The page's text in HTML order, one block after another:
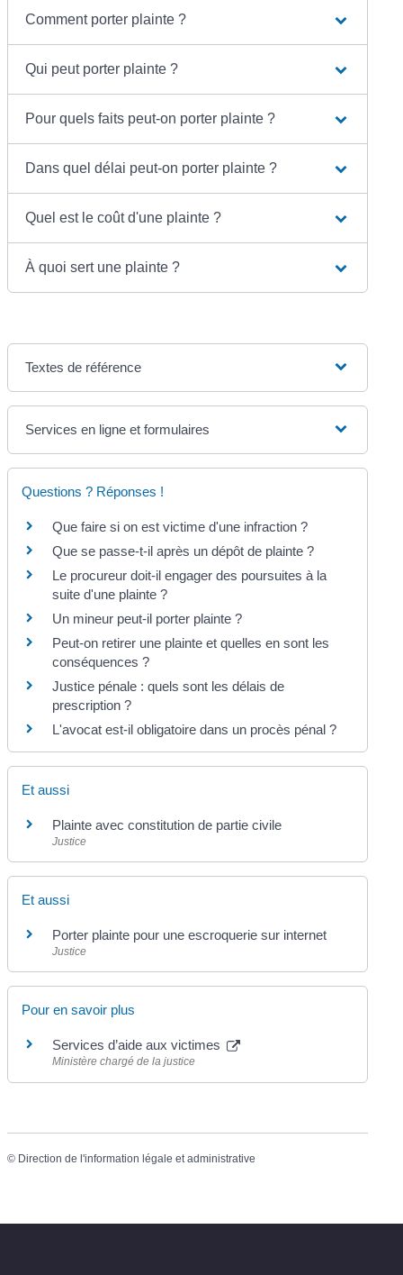
Comment porter plainte ?
Qui peut porter plainte ?
Pour quels faits peut-on porter plainte ?
Dans quel délai peut-on porter plainte ?
Quel est le coût d'une plainte ?
À quoi sert une plainte ?
Textes de référence
Services en ligne et formulaires
Questions ? Réponses !
Que faire si on est victime d'une infraction ?
Que se passe-t-il après un dépôt de plainte ?
Le procureur doit-il engager des poursuites à la
suite d'une plainte ?
Un mineur peut-il porter plainte ?
Peut-on retirer une plainte et quelles en sont les
conséquences ?
Justice pénale : quels sont les délais de
prescription ?
L'avocat est-il obligatoire dans un procès pénal ?
Et aussi
Plainte avec constitution de partie civile
Justice
Et aussi
Porter plainte pour une escroquerie sur internet
Justice
Pour en savoir plus
Services d’aide aux victimes
Ministère chargé de la justice
© Direction de l'information légale et administrative